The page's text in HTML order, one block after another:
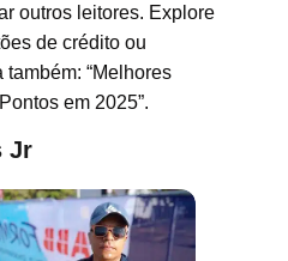
outros leitores. Explore
de crédito ou
“Melhores
em 2025”.
Jr